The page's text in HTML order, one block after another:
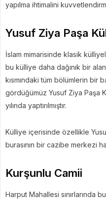
yapılma ihtimalini
Yusuf Ziya Paşa
İslam mimarisinde klasik
bu külliye daha dağınık bir
kısmındaki tüm bölümlerin bir
gördüğümüz Yusuf Ziya Paşa
yılında yaptırılmıştır.
Külliye içerisinde özellikle
burasının bir cazibe merkezi
Kurşunlu Camii
Harput Mahallesi sınırlarında